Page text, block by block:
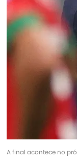
A final acontece no